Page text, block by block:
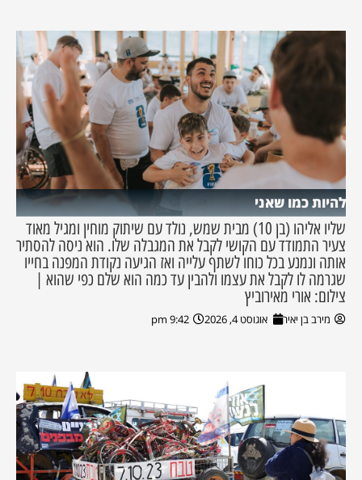
להיות כמו שאני
שליו אליהו (בן 10) מבית שמש, נולד עם שיתוק מוחין ומגיל מאוד
צעיר התמודד עם הקושי לקבל את המגבלה שלו. הוא ניסה להסתיר
אותה ונמנע בכל כוחו לשתף עלייה ואז הגיעה נקודת המפנה בחייו
שגרמה לו לקבל את עצמו ולהבין עד כמה הוא שלם כפי שהוא |
צילום: אורי מאירוביץ
מירב בן יאיר אוגוסט 4, 2026 9:42 pm